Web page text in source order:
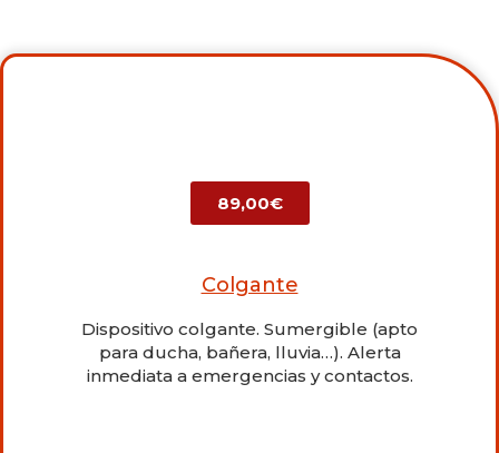
89,00€
Colgante
Dispositivo colgante. Sumergible (apto
para ducha, bañera, lluvia…). Alerta
inmediata a emergencias y contactos.